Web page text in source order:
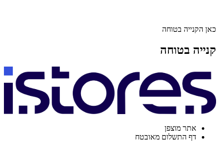
כאן הקנייה בטוחה
קנייה בטוחה
אתר מוצפן
דף התשלום מאובטח